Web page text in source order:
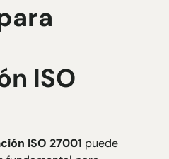
ISO
ISO 27001 puede